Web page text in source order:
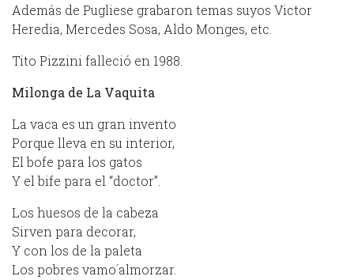
Además de Pugliese grabaron temas suyos Victor
Heredia, Mercedes Sosa, Aldo Monges, etc.
Tito Pizzini falleció en 1988.
Milonga de La Vaquita
La vaca es un gran invento
Porque lleva en su interior,
El bofe para los gatos
Y el bife para el “doctor”.
Los huesos de la cabeza
Sirven para decorar,
Y con los de la paleta
Los pobres vamo´almorzar.